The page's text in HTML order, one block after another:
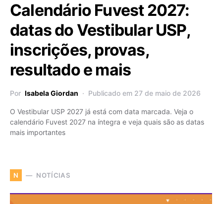
Calendário Fuvest 2027:
datas do Vestibular USP,
inscrições, provas,
resultado e mais
Por Isabela Giordan Publicado em 27 de maio de 2026
O Vestibular USP 2027 já está com data marcada. Veja o
calendário Fuvest 2027 na íntegra e veja quais são as datas
mais importantes
N NOTÍCIAS